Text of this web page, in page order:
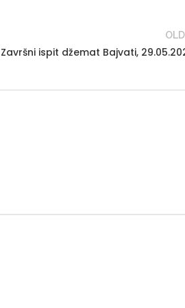
Završni ispit džemat Bajvati,